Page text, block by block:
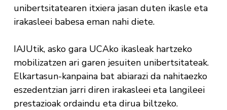
unibertsitatearen itxiera jasan duten ikasle eta
irakasleei babesa eman nahi diete.
IAJUtik, asko gara UCAko ikasleak hartzeko
mobilizatzen ari garen jesuiten unibertsitateak.
Elkartasun-kanpaina bat abiarazi da nahitaezko
eszedentzian jarri diren irakasleei eta langileei
prestazioak ordaindu eta dirua biltzeko.